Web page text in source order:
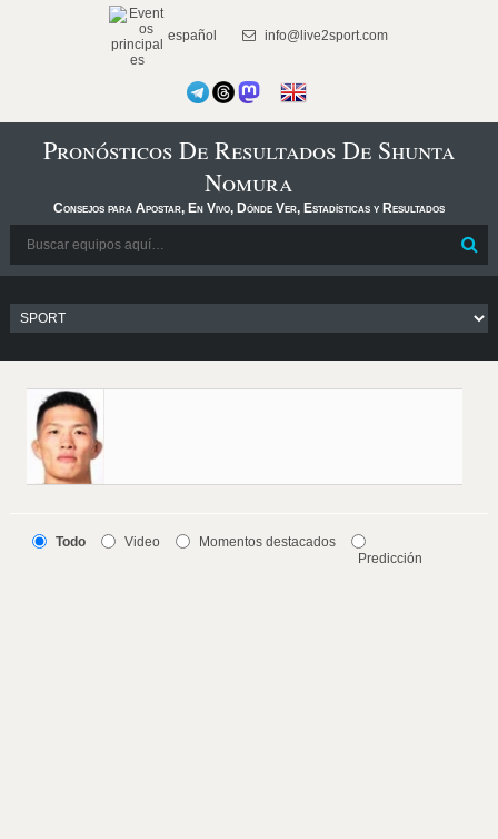
español info@live2sport.com
Pronósticos De Resultados De Shunta
Nomura
Consejos para Apostar, En Vivo, Dónde Ver, Estadísticas y Resultados
Todo Video
Momentos destacados
Predicción